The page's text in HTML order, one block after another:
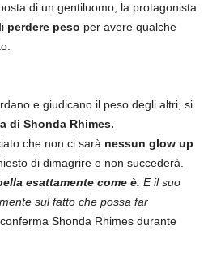
di un gentiluomo, la protagonista
perdere peso per avere qualche
e giudicano il peso degli altri, si
di Shonda Rhimes.
che non ci sarà nessun glow up
di dimagrire e non succederà.
esattamente come è. E il suo
sul fatto che possa far
conferma Shonda Rhimes durante